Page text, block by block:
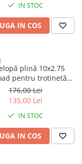
IN STOC
IN COS
plină 10x2.75
pentru trotinetă
electrică
176,00 Lei
135,00 Lei
IN STOC
IN COS